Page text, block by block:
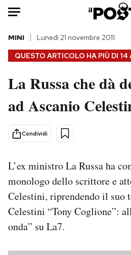
HOME
Italia
Politica
Tecnologia
Internet
Cultura
Economia
Sport
QUESTO ARTICOLO HA PIÙ DI 14
MINI Lunedì 21 novembre 2011
La Russa che dà
ad Ascanio
Condividi
L’ex ministro La Russa ha
monologo dello scrittore e
Celestini, riprendendo il suo
Celestini “Tony Coglione”:
onda” su La7.